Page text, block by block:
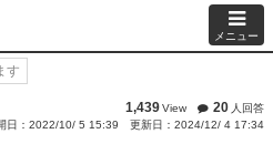
メニュー
す
1,439View 20 人回答
日：2022/10/ 5 15:39
更新日：2024/12/ 4 17:34